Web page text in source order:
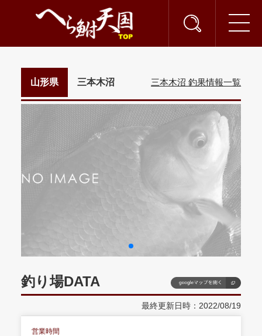
山形県 三本木沼 三本木沼 釣果情報一覧
釣り場DATA
最終更新日時：2022/08/19
営業時間